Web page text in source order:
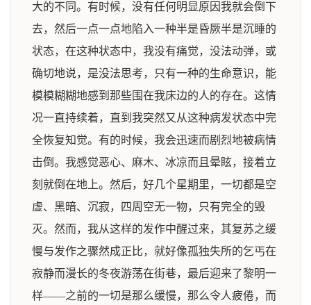
大的不同。有时候，没有任何明显原因我就会倒下
去，然后一点一点地陷入一种半是昏厥半是沉睡的
状态，在这种状态中，我没有痛觉，没法动弹，或
确切地说，是没法思考，只有一种的生命意识，能
模模糊糊地感到那些围在我床边的人的存在。这情
况一直持续着，直到我突然又从这种病发状态中完
全恢复知觉。有的时候，我会迅速而剧烈地被病情
击倒。我感觉恶心、麻木、冰凉而且晕眩，接着立
刻就倒在地上。然后，好几个星期里，一切都是空
虚、黑暗、沉寂，四周空无一物，只有完全的毁
灭。然而，我从这样的发作中醒过来，其复苏之缓
慢与发作之骤然成正比，就好像孤独失所的乞丐在
寂静而漫长的冬夜游荡在街巷，最后迎来了黎明一
样——之前的一切是那么缓慢，那么令人疲倦，而